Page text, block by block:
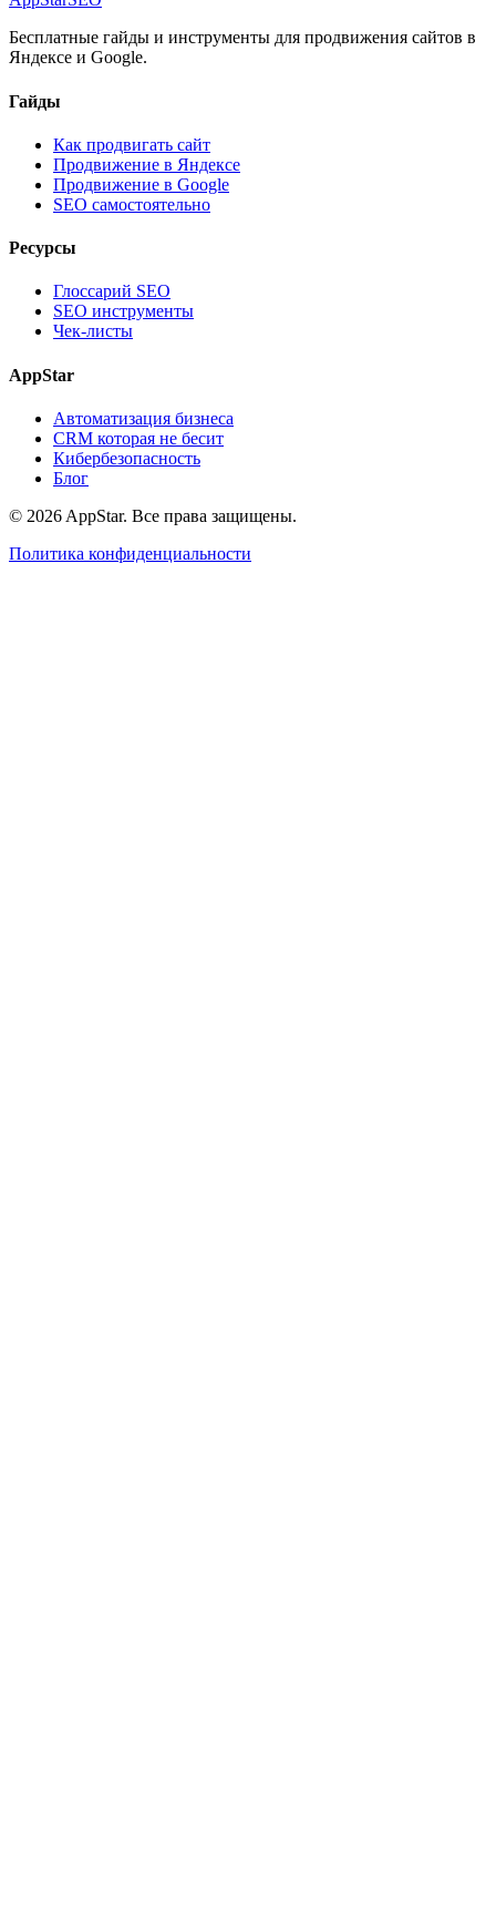
Бесплатные гайды и инструменты для продвижения сайтов в
Яндексе и Google.
Гайды
Как продвигать сайт
Продвижение в Яндексе
Продвижение в Google
SEO самостоятельно
Ресурсы
Глоссарий SEO
SEO инструменты
Чек-листы
AppStar
Автоматизация бизнеса
CRM которая не бесит
Кибербезопасность
Блог
© 2026 AppStar. Все права защищены.
Политика конфиденциальности